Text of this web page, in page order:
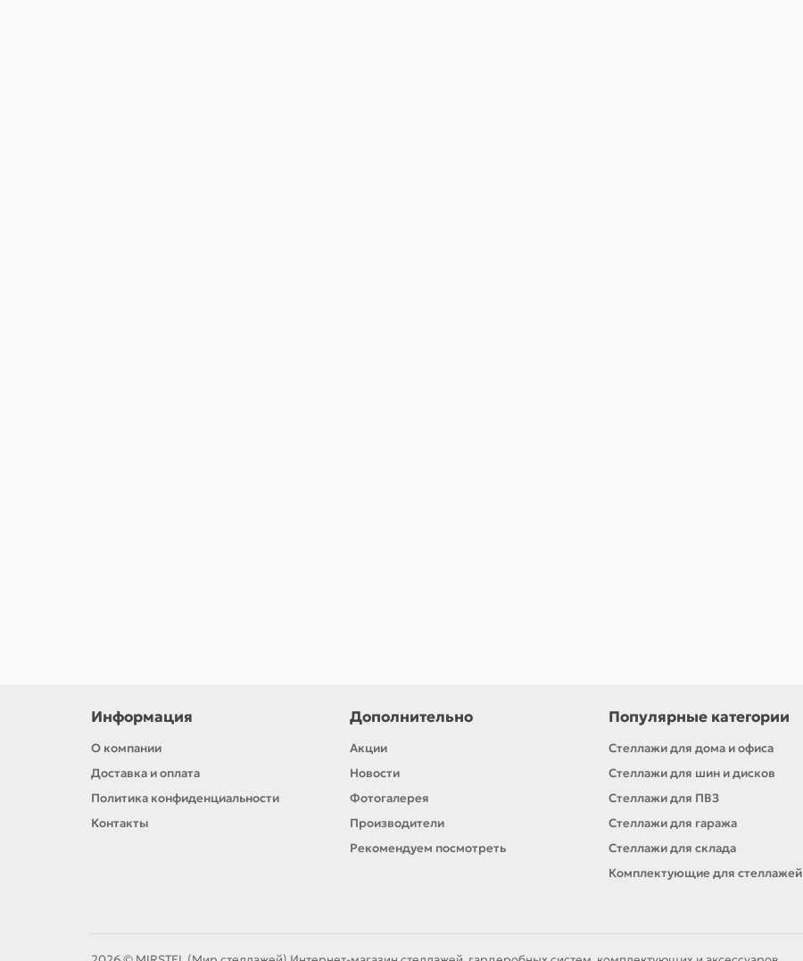
Информация
О компании
Доставка и оплата
Политика конфиденциальности
Контакты
Дополнительно
Акции
Новости
Фотогалерея
Производители
Рекомендуем посмотреть
Популярные категории
Стеллажи для дома и офиса
Стеллажи для шин и дисков
Стеллажи для ПВЗ
Стеллажи для гаража
Стеллажи для склада
Комплектующие для стеллажей